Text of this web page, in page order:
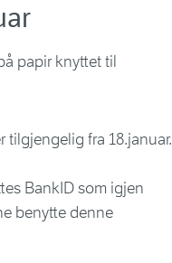
papir knyttet til
tilgjengelig fra 18.januar.
BankID som igjen
benytte denne